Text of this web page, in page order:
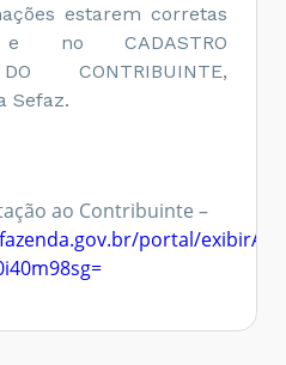
estarem corretas
no CADASTRO
CONTRIBUINTE,
Sefaz.
ao Contribuinte –
portal/